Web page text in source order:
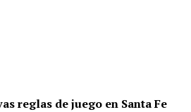
reglas de juego en Santa Fe